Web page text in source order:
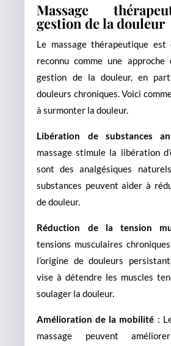
Massage
gestion de la douleur
Le massage thérapeutique
reconnu comme une
gestion de la douleur, en
douleurs chroniques. Voici
à surmonter la douleur.
Libération de substances
massage stimule la libération
sont des analgésiques
substances peuvent aider à
de douleur.
Réduction de la tension
tensions musculaires
l’origine de douleurs
vise à détendre les muscles
soulager la douleur.
Amélioration de la mobilité :
massage peuvent